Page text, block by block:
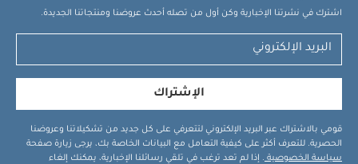
اشترك في نشرتنا الإخبارية وكن أول من تصله أحدث عروضنا ومنتجاتنا الجديدة.
الإشتراك
قومي بالاشتراك عبر البريد الإلكتروني لتتعرفي على كل جديد من تشكيلاتنا وعروضنا
الحصرية. للتعرف أكثر على كيفية التعامل مع البيانات الخاصة بك، يرجى زيارة صفحة
سياسة الخصوصية . إذا لم تعد ترغب في تلقي رسائلنا الإخبارية، يمكنك إلغاء